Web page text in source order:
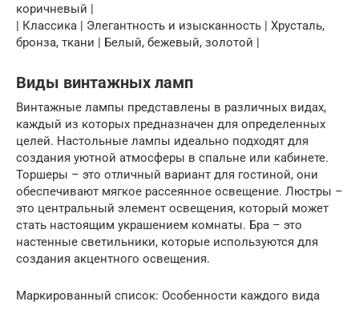
коричневый |
| Классика | Элегантность и изысканность | Хрусталь,
бронза, ткани | Белый, бежевый, золотой |
Виды винтажных ламп
Винтажные лампы представлены в различных видах,
каждый из которых предназначен для определенных
целей. Настольные лампы идеально подходят для
создания уютной атмосферы в спальне или кабинете.
Торшеры – это отличный вариант для гостиной, они
обеспечивают мягкое рассеянное освещение. Люстры –
это центральный элемент освещения, который может
стать настоящим украшением комнаты. Бра – это
настенные светильники, которые используются для
создания акцентного освещения.
Маркированный список: Особенности каждого вида